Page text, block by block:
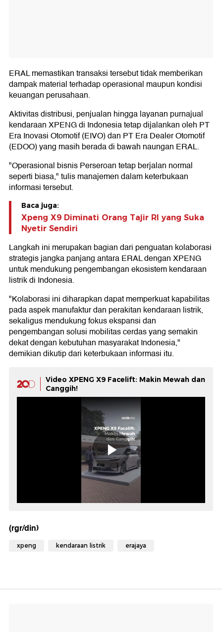
ERAL memastikan transaksi tersebut tidak memberikan
dampak material terhadap operasional maupun kondisi
keuangan perusahaan.
Aktivitas distribusi, penjualan hingga layanan purnajual
kendaraan XPENG di Indonesia tetap dijalankan oleh PT
Era Inovasi Otomotif (EIVO) dan PT Era Dealer Otomotif
(EDOO) yang masih berada di bawah naungan ERAL.
"Operasional bisnis Perseroan tetap berjalan normal
seperti biasa," tulis manajemen dalam keterbukaan
informasi tersebut.
Baca juga:
Xpeng X9 Diminati Orang Tajir RI yang Suka
Nyetir Sendiri
Langkah ini merupakan bagian dari penguatan kolaborasi
strategis jangka panjang antara ERAL dengan XPENG
untuk mendukung pengembangan ekosistem kendaraan
listrik di Indonesia.
"Kolaborasi ini diharapkan dapat memperkuat kapabilitas
pada aspek manufaktur dan perakitan kendaraan listrik,
sekaligus mendukung fokus ekspansi dan
pengembangan solusi mobilitas cerdas yang semakin
dekat dengan kebutuhan masyarakat Indonesia,"
demikian dikutip dari keterbukaan informasi itu.
Video XPENG X9 Facelift: Makin Mewah dan
Canggih!
(rgr/din)
xpeng kendaraan listrik erajaya